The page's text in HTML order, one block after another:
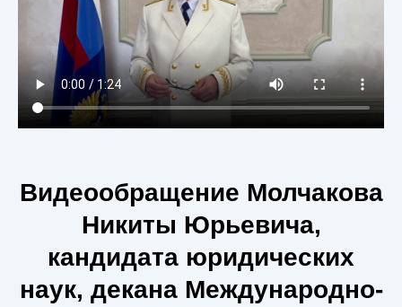
Видеообращение Молчакова
Никиты Юрьевича,
кандидата юридических
наук, декана Международно-